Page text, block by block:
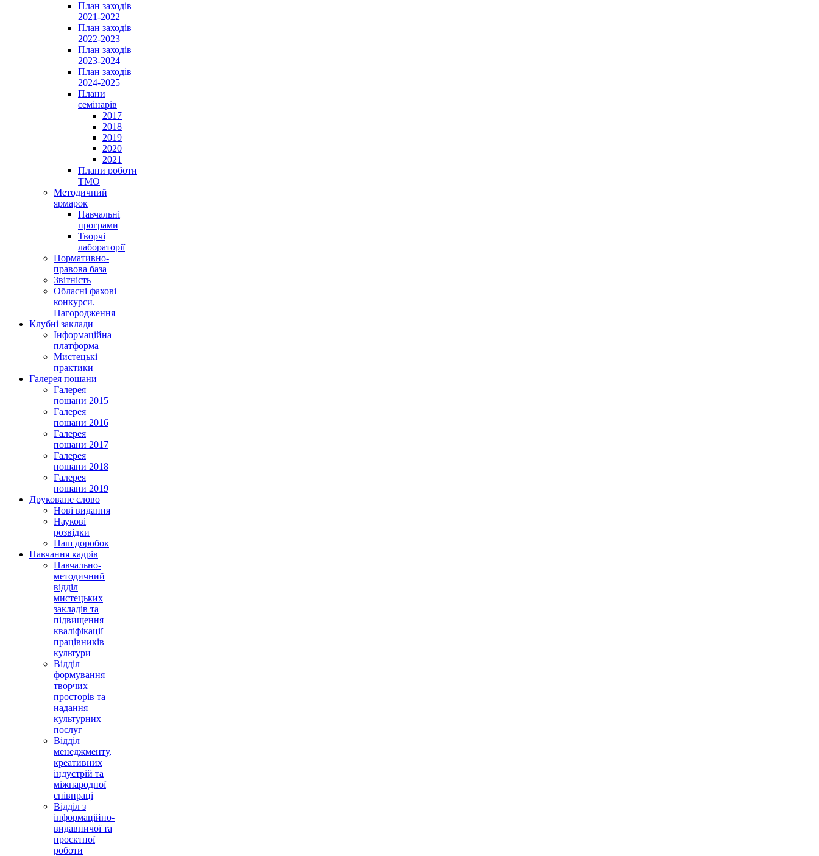
План заходів
2021-2022
План заходів
2022-2023
План заходів
2023-2024
План заходів
2024-2025
Плани
семінарів
2017
2018
2019
2020
2021
Плани роботи
ТМО
Методичний
ярмарок
Навчальні
програми
Творчі
лабораторії
Нормативно-
правова база
Звітність
Обласні фахові
конкурси.
Нагородження
Клубні заклади
Інформаційна
платформа
Мистецькі
практики
Галерея пошани
Галерея
пошани 2015
Галерея
пошани 2016
Галерея
пошани 2017
Галерея
пошани 2018
Галерея
пошани 2019
Друковане слово
Нові видання
Наукові
розвідки
Наш доробок
Навчання кадрів
Навчально-
методичний
відділ
мистецьких
закладів та
підвищення
кваліфікації
працівників
культури
Відділ
формування
творчих
просторів та
надання
культурних
послуг
Відділ
менеджменту,
креативних
індустрій та
міжнародної
співпраці
Відділ з
інформаційно-
видавничої та
проєктної
роботи